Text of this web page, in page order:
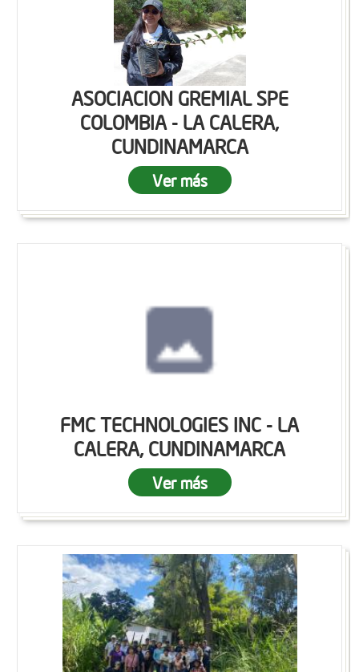
ASOCIACION GREMIAL SPE
COLOMBIA - LA CALERA,
CUNDINAMARCA
Ver más
FMC TECHNOLOGIES INC - LA
CALERA, CUNDINAMARCA
Ver más